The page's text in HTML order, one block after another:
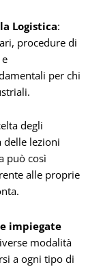
Logistica:
procedure di
per chi
degli
delle lezioni
può così
alle proprie
impiegate
modalità
a ogni tipo di